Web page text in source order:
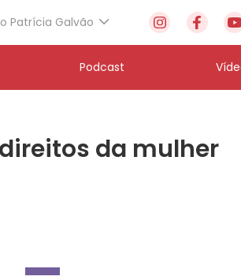
Patrícia Galvão
Podcast
direitos da mulher